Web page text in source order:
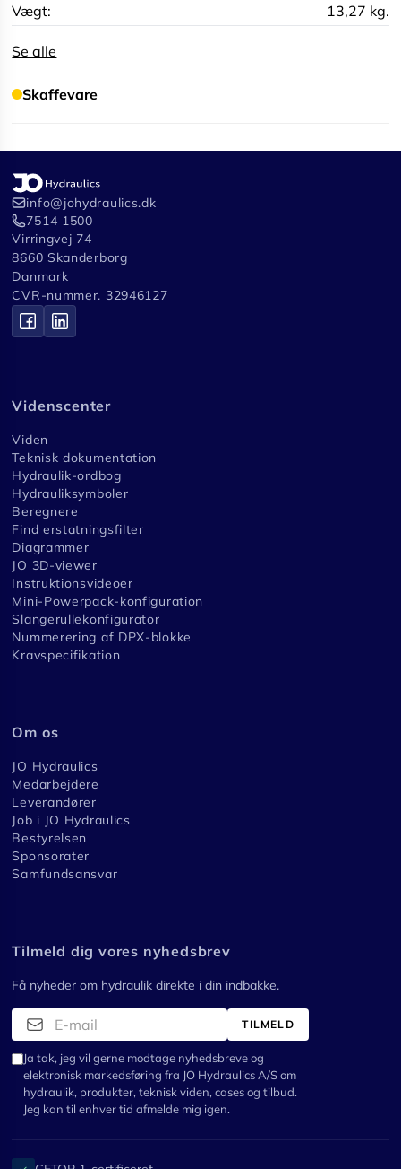
Vægt:
13,27 kg.
Se alle
Skaffevare
info@johydraulics.dk
7514 1500
Virringvej 74
8660 Skanderborg
Danmark
CVR-nummer. 32946127
Videnscenter
Viden
Teknisk dokumentation
Hydraulik-ordbog
Hydrauliksymboler
Beregnere
Find erstatningsfilter
Diagrammer
JO 3D-viewer
Instruktionsvideoer
Mini-Powerpack-konfiguration
Slangerullekonfigurator
Nummerering af DPX-blokke
Kravspecifikation
Om os
JO Hydraulics
Medarbejdere
Leverandører
Job i JO Hydraulics
Bestyrelsen
Sponsorater
Samfundsansvar
Tilmeld dig vores nyhedsbrev
Få nyheder om hydraulik direkte i din indbakke.
TILMELD
Ja tak, jeg vil gerne modtage nyhedsbreve og
elektronisk markedsføring fra JO Hydraulics A/S om
hydraulik, produkter, teknisk viden, cases og tilbud.
Jeg kan til enhver tid afmelde mig igen.